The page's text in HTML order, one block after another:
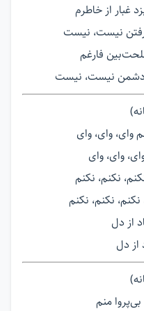
غبار از خاطرم
رفتن نیست، نيست
فارغم
دشمن نیست، نيست
وای، وای
وای، وای
نکنم، نکنم
نکنم، نکنم
از دل
از دل
منم